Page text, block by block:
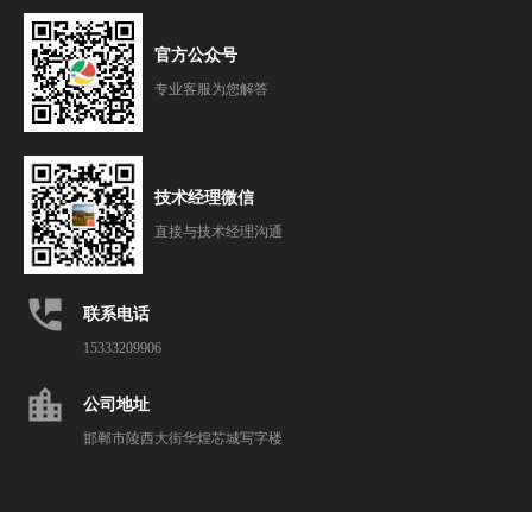
官方公众号
专业客服为您解答
技术经理微信
直接与技术经理沟通
perm_phone_msg 联系电话
15333209906
location_city 公司地址
邯郸市陵西大街华煌芯城写字楼